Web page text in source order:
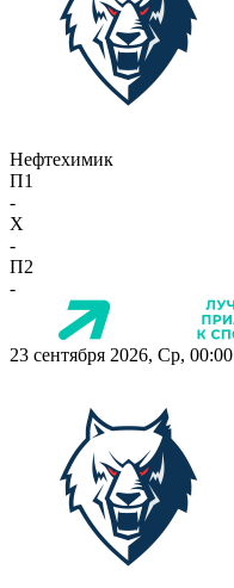
Нефтехимик
П1
-
X
-
П2
-
23 сентября 2026, Ср, 00:00